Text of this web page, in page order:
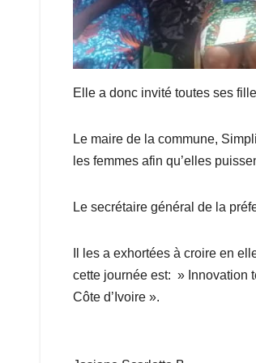
Elle a donc invité toutes ses
Le maire de la commune,
les femmes afin qu’elles
Le secrétaire général de la
Il les a exhortées à croire en
cette journée est: » Innovation
Côte d’Ivoire ».